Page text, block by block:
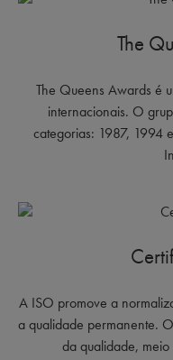
The
The Queens Awards é
internacionais. O
categorias: 1987, 1994
A ISO promove a
a qualidade permanente.
da qualidade,